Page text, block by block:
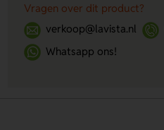
Vragen over dit product?
verkoop@lavista.nl
Whatsapp ons!